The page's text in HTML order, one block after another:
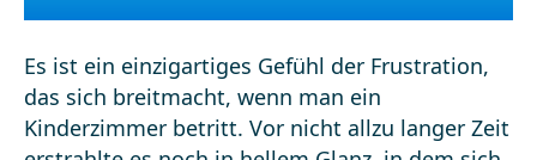
Es ist ein einzigartiges Gefühl der Frustration,
das sich breitmacht, wenn man ein
Kinderzimmer betritt. Vor nicht allzu langer Zeit